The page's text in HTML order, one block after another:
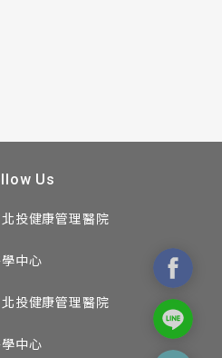
Us
投健康管理醫院
中心
投健康管理醫院
中心